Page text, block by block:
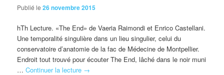
Publié le26 novembre 2015
hTh Lecture. «The End» de Vaeria Raimondi et Enrico Castellani.
Une temporalité singulière dans un lieu singulier, celui du
conservatoire d’anatomie de la fac de Médecine de Montpellier.
Endroit tout trouvé pour écouter The End, lâché dans le noir muni
…Continuer la lecture →